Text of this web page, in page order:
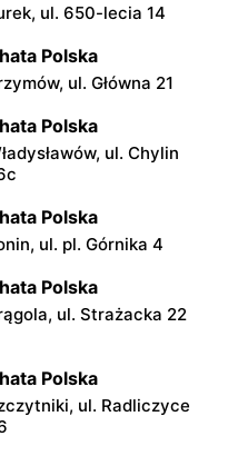
ul. 650-lecia 14
Polska
ul. Główna 21
Polska
ul. Chylin
Polska
ul. pl. Górnika 4
Polska
ul. Strażacka 22
Polska
ul. Radliczyce